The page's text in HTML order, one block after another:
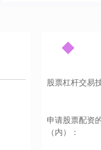
股票杠杆交易
申请股票配资
（内）：